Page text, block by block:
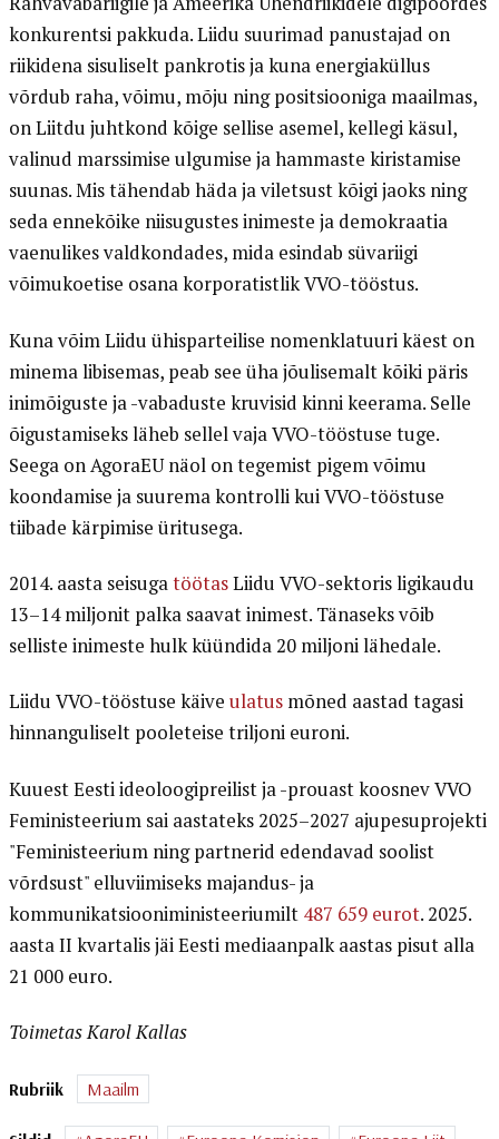
konkurentsi pakkuda. Liidu suurimad panustajad on
riikidena sisuliselt pankrotis ja kuna energiaküllus
võrdub raha, võimu, mõju ning positsiooniga maailmas,
on Liitdu juhtkond kõige sellise asemel, kellegi käsul,
valinud marssimise ulgumise ja hammaste kiristamise
suunas. Mis tähendab häda ja viletsust kõigi jaoks ning
seda ennekõike niisugustes inimeste ja demokraatia
vaenulikes valdkondades, mida esindab süvariigi
võimukoetise osana korporatistlik VVO-tööstus.
Kuna võim Liidu ühisparteilise nomenklatuuri käest on
minema libisemas, peab see üha jõulisemalt kõiki päris
inimõiguste ja -vabaduste kruvisid kinni keerama. Selle
õigustamiseks läheb sellel vaja VVO-tööstuse tuge.
Seega on AgoraEU näol on tegemist pigem võimu
koondamise ja suurema kontrolli kui VVO-tööstuse
tiibade kärpimise üritusega.
2014. aasta seisugatöötasLiidu VVO-sektoris ligikaudu
13–14 miljonit palka saavat inimest. Tänaseks võib
selliste inimeste hulk küündida 20 miljoni lähedale.
Liidu VVO-tööstuse käive ulatusmõned aastad tagasi
hinnanguliselt pooleteise triljoni euroni.
Kuuest Eesti ideoloogipreilist ja -prouast koosnev VVO
Feministeerium sai aastateks 2025–2027 ajupesuprojekti
"Feministeerium ning partnerid edendavad soolist
võrdsust" elluviimiseks majandus- ja
kommunikatsiooniministeeriumilt 487 659 eurot. 2025.
aasta II kvartalis jäi Eesti mediaanpalk aastas pisut alla
21 000 euro.
Toimetas Karol Kallas
Rubriik Maailm